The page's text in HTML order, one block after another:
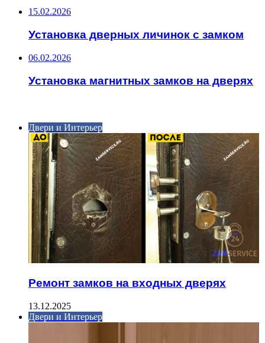
15.02.2026
Установка дверных личинок с замком
06.02.2026
Установка магнитных замков на дверях
Двери и Интерьер
Ремонт замков на входных дверях
13.12.2025
Двери и Интерьер